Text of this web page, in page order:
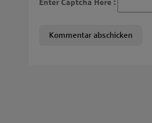
Enter Captcha Here :